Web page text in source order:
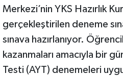
Merkezi’nin YKS Hazırlık
gerçekleştirilen deneme
sınava hazırlanıyor.
kazanmaları amacıyla bir
Testi (AYT) denemeleri